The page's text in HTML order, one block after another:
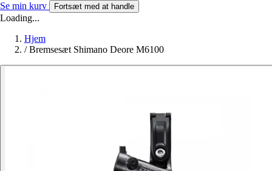
Se min kurv Fortsæt med at handle
Loading...
Hjem
/ Bremsesæt Shimano Deore M6100